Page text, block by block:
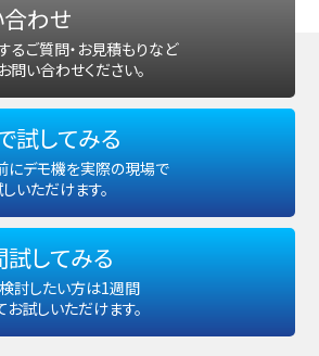
わせ
るご質問・お見積もりなど
問い合わせください。
試してみる
にデモ機を実際の現場で
いただけます。
してみる
検討したい方は1週間
試しいただけます。